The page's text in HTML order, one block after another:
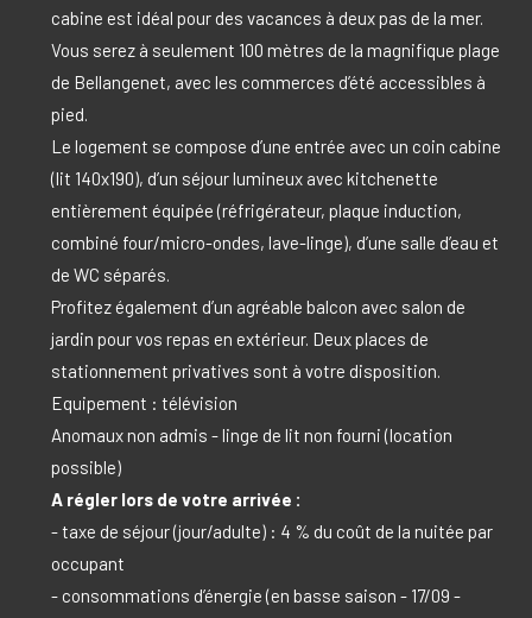
cabine est idéal pour des vacances à deux pas de la mer.
Vous serez à seulement 100 mètres de la magnifique plage
de Bellangenet, avec les commerces d’été accessibles à
pied.
Le logement se compose d’une entrée avec un coin cabine
(lit 140x190), d’un séjour lumineux avec kitchenette
entièrement équipée (réfrigérateur, plaque induction,
combiné four/micro-ondes, lave-linge), d’une salle d’eau et
de WC séparés.
Profitez également d’un agréable balcon avec salon de
jardin pour vos repas en extérieur. Deux places de
stationnement privatives sont à votre disposition.
Equipement : télévision
Anomaux non admis - linge de lit non fourni (location
possible)
A régler lors de votre arrivée :
- taxe de séjour (jour/adulte) : 4 % du coût de la nuitée par
occupant
- consommations d’énergie (en basse saison - 17/09 -